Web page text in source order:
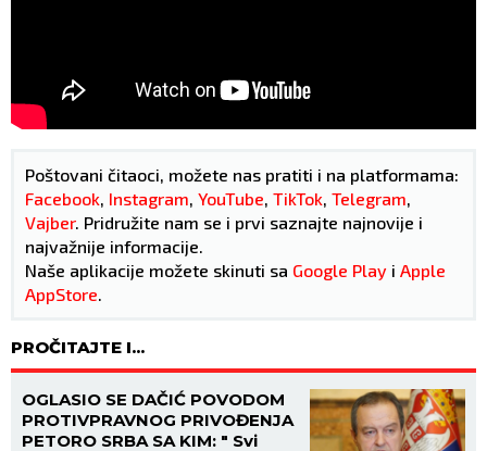
Poštovani čitaoci, možete nas pratiti i na platformama:
Facebook Instagram YouTube TikTok Telegram
Vajber. Pridružite nam se i prvi saznajte najnovije i
najvažnije informacije.
Naše aplikacije možete skinuti sa Google Play i Apple
AppStore
PROČITAJTE I...
OGLASIO SE DAČIĆ POVODOM
PROTIVPRAVNOG PRIVOĐENJA
PETORO SRBA SA KIM: " Svi